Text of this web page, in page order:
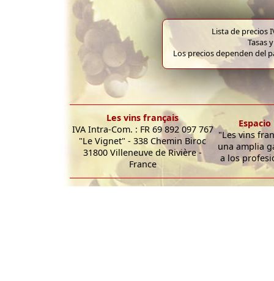
Lista de precios
Tasas
Los precios dependen del
Les vins français
IVA Intra-Com. : FR 69 892 097 767
"Le Vignet" - 338 Chemin Biroc
31800 Villeneuve de Rivière -
France
"Les vins
una amplia
a los